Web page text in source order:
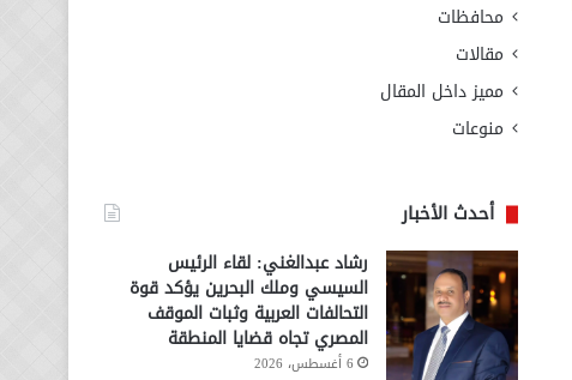
محافظات
مقالات
مميز داخل المقال
منوعات
أحدث الأخبار
رشاد عبدالغني: لقاء الرئيس
السيسي وملك البحرين يؤكد قوة
التحالفات العربية وثبات الموقف
المصري تجاه قضايا المنطقة
6 أغسطس، 2026